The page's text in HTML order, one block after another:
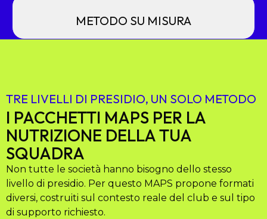
METODO SU MISURA
TRE LIVELLI DI PRESIDIO, UN SOLO METODO
I PACCHETTI MAPS PER LA
NUTRIZIONE DELLA TUA
SQUADRA
Non tutte le società hanno bisogno dello stesso
livello di presidio. Per questo MAPS propone formati
diversi, costruiti sul contesto reale del club e sul tipo
di supporto richiesto.